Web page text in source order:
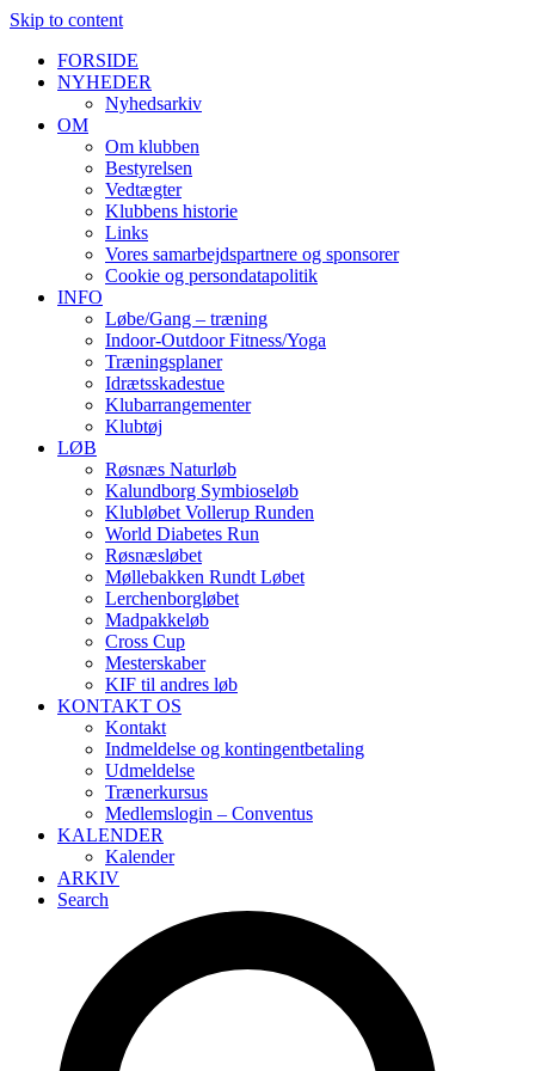
Skip to content
FORSIDE
NYHEDER
Nyhedsarkiv
OM
Om klubben
Bestyrelsen
Vedtægter
Klubbens historie
Links
Vores samarbejdspartnere og sponsorer
Cookie og persondatapolitik
INFO
Løbe/Gang – træning
Indoor-Outdoor Fitness/Yoga
Træningsplaner
Idrætsskadestue
Klubarrangementer
Klubtøj
LØB
Røsnæs Naturløb
Kalundborg Symbioseløb
Klubløbet Vollerup Runden
World Diabetes Run
Røsnæsløbet
Møllebakken Rundt Løbet
Lerchenborgløbet
Madpakkeløb
Cross Cup
Mesterskaber
KIF til andres løb
KONTAKT OS
Kontakt
Indmeldelse og kontingentbetaling
Udmeldelse
Trænerkursus
Medlemslogin – Conventus
KALENDER
Kalender
ARKIV
Search